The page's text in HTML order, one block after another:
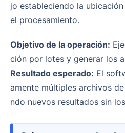
jo estableciendo la
el procesamiento.
Objetivo de la operación:
ción por lotes y generar los
Resultado esperado: El
amente múltiples archivos
ndo nuevos resultados sin